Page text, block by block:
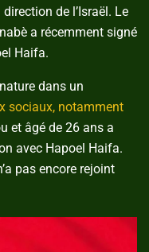
de l’Israël. Le
a récemment signé
Haifa.
dans un
sociaux, notamment
et âgé de 26 ans a
avec Hapoel Haifa.
pas encore rejoint